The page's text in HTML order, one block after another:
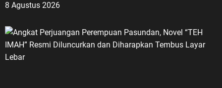
8 Agustus 2026